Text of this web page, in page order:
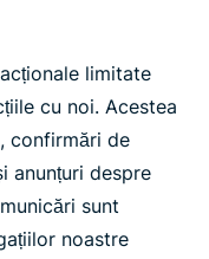
limitate
cu noi. Acestea
confirmări de
anunțuri despre
sunt
noastre